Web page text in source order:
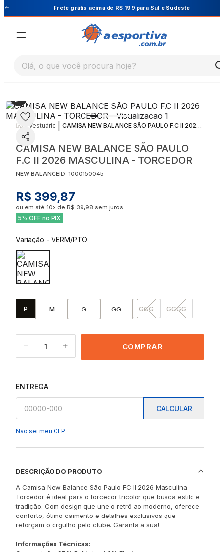
Cupom PRIMEIRA10 para 10% OFF na 1ª compra
Olá, o que você procura hoje?
Vestuário CAMISA NEW BALANCE SÃO PAULO F.C II 2026 MASCULINA - TORCEDOR
CAMISA NEW BALANCE SÃO PAULO
F.C II 2026 MASCULINA - TORCEDOR
NEW BALANCEID: 1000150045
R$ 399,87
ou em até 10x de R$ 39,98 sem juros
5% OFF no PIX
Variação - VERM/PTO
P M G GG GGG GGGG
1 COMPRAR
ENTREGA
CALCULAR
Não sei meu CEP
DESCRIÇÃO DO PRODUTO
A Camisa New Balance São Paulo FC II 2026 Masculina
Torcedor é ideal para o torcedor tricolor que busca estilo e
tradição. Com design que une o retrô ao moderno, oferece
conforto, ótimo caimento e detalhes exclusivos que
reforçam o orgulho pelo clube. Garanta a sua!
Informações Técnicas: